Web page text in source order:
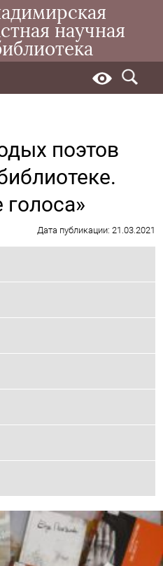
научная
поэтов
Дата публикации: 21.03.2021